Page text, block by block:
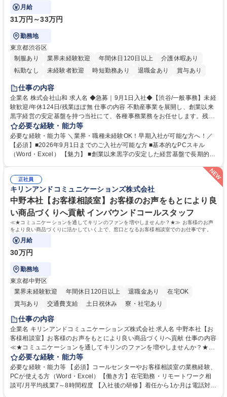
い方にお勧めの環境です！
月給
31万円～33万円
勤務地
東京都渋谷区
制服あり
業界未経験歓迎 年間休日120日以上
介護休暇あり
転勤なし
未経験者歓迎 時短勤務あり 退職金あり
賞与あり
育休あり
完全週休2日制
仕事の内容
企業名 株式会社山和 求人名 ◆急募｜9月1日入社◆【渋谷/一般事務】未経
験歓迎/年休124日/残業ほぼ無 仕事の内容 不動産事業を展開し、創業以来
黒字経営の安定基盤を持つ当社にて、各種事務業務をお任せします。残業
がほぼ発生せず、連続した日程の有給取得が可能なため、WLBを整えたい
方にお勧めの環境です！ 入社後はOJTを通じて丁寧に研修を行いますの
で、事務未経験の方でも安心して臨むことができます。 【業務詳細】■電
話・来客対応 ■物件の鍵や社内の備品管理 ■データ入力や書類作成 ■契約
必要な経験・能力等
必要な経験・能力等 ＼業界・職種未経験OK！早期入社が可能な方へ！／
【必須】■2026年9月1日までのご入社が可能な方 ■基本的なPCスキル
（Word・Excel） 【魅力】 ■創業以来黒字の安定した経営基盤で長期的に
両立が可能 ■有給取得を積極的に推奨、年間10日程度の取得実績 ■1ヶ月
のOJTで業務を習得可能、未経験でもしっかりサポート 学歴・資格 学
歴：大学院 大学 高専 短大 語学力： 資格：
正社員
キリンアンドコミュニケーションズ株式会社
中野本社【お客様相談室】お客様のお声をもとにより良
い商品づくりへ貢献 インバウンドコールスタッフ
≪★コミュニケーションを通してキリンのファンを増やしませんか？★≫ お客様のお声
をより良い商品づくりに活かしていく上で、窓口となるお客様相談室でのお仕事です。
月給
30万円
勤務地
東京都中野区
業界未経験歓迎
年間休日120日以上 退職金あり
在宅OK
賞与あり
交通費支給 土日祝休み 寮・社宅あり
仕事の内容
企業名 キリンアンドコミュニケーションズ株式会社 求人名 中野本社【お
客様相談室】お客様のお声をもとにより良い商品づくりへ貢献 仕事の内容
≪★コミュニケーションを通してキリンのファンを増やしませんか？★≫
お客様のお声をより良い商品づくりに活かしていく上で、窓口となるお客
様相談室でのお仕事です。 日々お客様からいただくキリングループへのご
意見を、企業活動に活かしています。お客様からの声に迅速かつ誠意をも
って対応、情報提供するとともにグループ内活動に反映しています。 【具
必要な経験・能力等
必要な経験・能力等 【必須】コールセンターやお客様相談室の業務経験、
PCが使える方（Word・Excel）【働き方】在宅勤務・リモートワーク相
談可/月平均残業7～8時間程度 【入社後の研修】着任から1か月は電話対応